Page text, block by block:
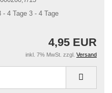
3 - 4 Tage
4,95 EUR
inkl. 7% MwSt. zzgl. Versand